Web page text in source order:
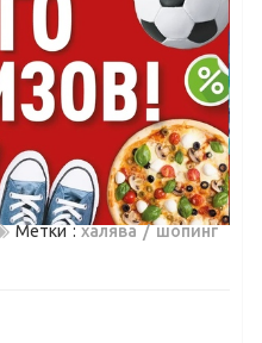
Метки :халява
шопинг